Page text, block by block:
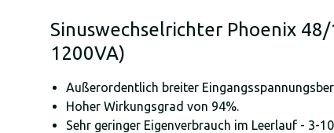
Sinuswechselrichter Phoenix
1200VA)
Außerordentlich breiter
Hoher Wirkungsgrad von 94%.
Sehr geringer Eigenverbrauch im Leerlauf - 3-